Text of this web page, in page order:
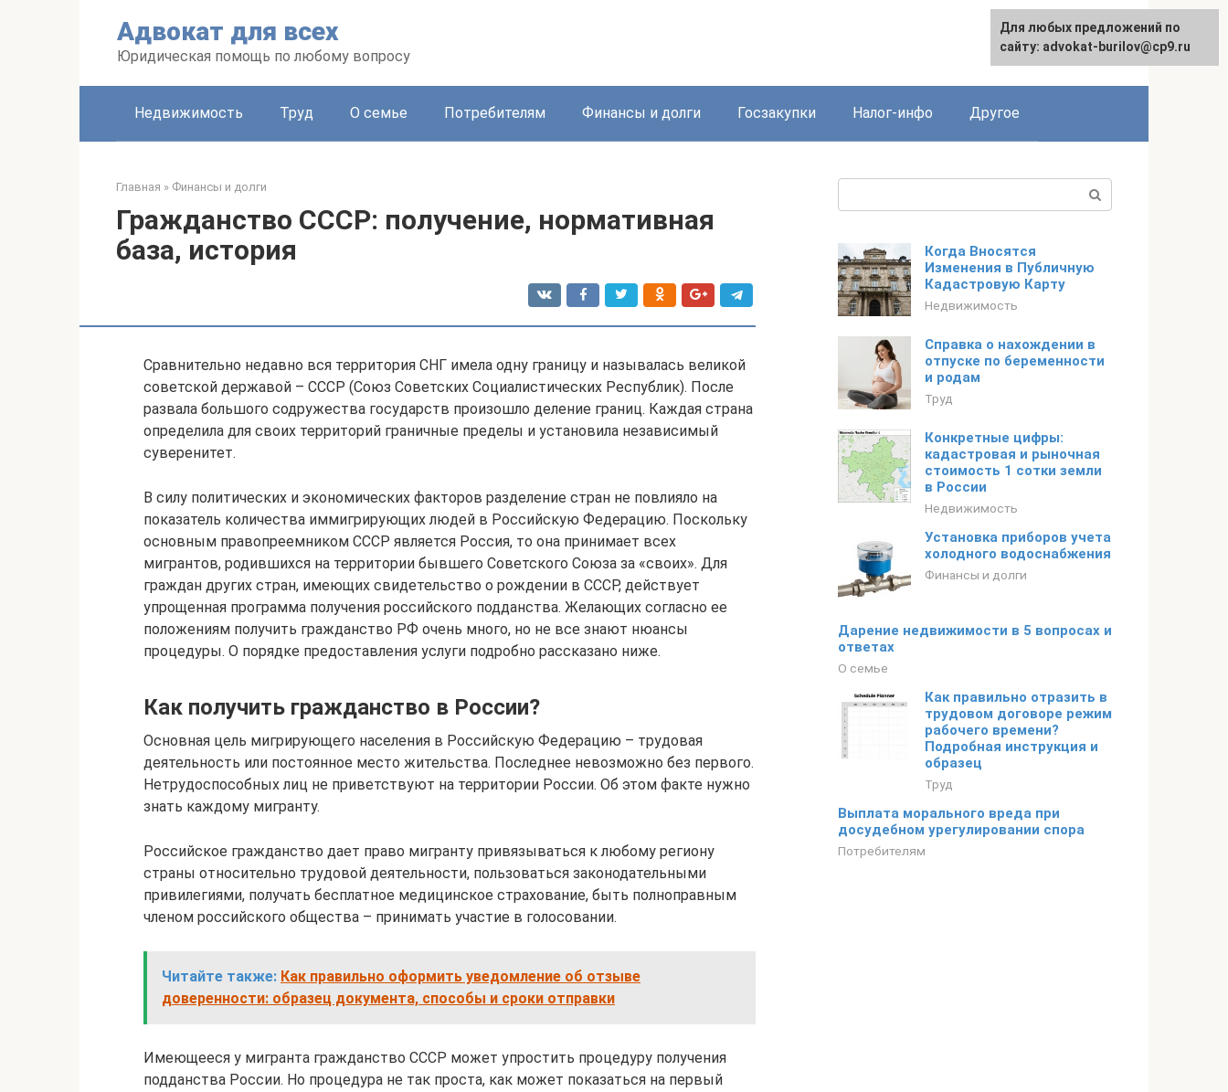
Адвокат для всех
Юридическая помощь по любому вопросу
English
Недвижимость Труд О семье Потребителям Финансы и долги Госзакупки Налог-инфо Другое
Главная » Финансы и долги
Гражданство СССР: получение, нормативная
база, история
Сравнительно недавно вся территория СНГ имела одну границу и называлась великой
советской державой – СССР (Союз Советских Социалистических Республик). После
развала большого содружества государств произошло деление границ. Каждая страна
определила для своих территорий граничные пределы и установила независимый
суверенитет.
В силу политических и экономических факторов разделение стран не повлияло на
показатель количества иммигрирующих людей в Российскую Федерацию. Поскольку
основным правопреемником СССР является Россия, то она принимает всех
мигрантов, родившихся на территории бывшего Советского Союза за «своих». Для
граждан других стран, имеющих свидетельство о рождении в СССР, действует
упрощенная программа получения российского подданства. Желающих согласно ее
положениям получить гражданство РФ очень много, но не все знают нюансы
процедуры. О порядке предоставления услуги подробно рассказано ниже.
Как получить гражданство в России?
Основная цель мигрирующего населения в Российскую Федерацию – трудовая
деятельность или постоянное место жительства. Последнее невозможно без первого.
Нетрудоспособных лиц не приветствуют на территории России. Об этом факте нужно
знать каждому мигранту.
Российское гражданство дает право мигранту привязываться к любому региону
страны относительно трудовой деятельности, пользоваться законодательными
привилегиями, получать бесплатное медицинское страхование, быть полноправным
членом российского общества – принимать участие в голосовании.
Читайте также: Как правильно оформить уведомление об отзыве
доверенности: образец документа, способы и сроки отправки
Имеющееся у мигранта гражданство СССР может упростить процедуру получения
подданства России. Но процедура не так проста, как может показаться на первый
Когда Вносятся
Изменения в Публичную
Кадастровую Карту
Недвижимость
Справка о нахождении в
отпуске по беременности
и родам
Труд
Конкретные цифры:
кадастровая и рыночная
стоимость 1 сотки земли
в России
Недвижимость
Установка приборов учета
холодного водоснабжения
Финансы и долги
Дарение недвижимости в 5 вопросах и
ответах
О семье
Как правильно отразить в
трудовом договоре режим
рабочего времени?
Подробная инструкция и
образец
Труд
Выплата морального вреда при
досудебном урегулировании спора
Потребителям
Для любых предложений по
сайту: advokat-burilov@cp9.ru